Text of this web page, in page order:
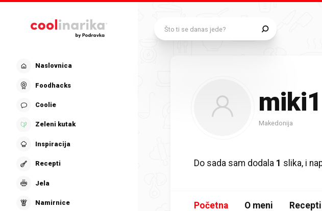
Naslovnica
Foodhacks
Coolie
Zeleni kutak
Inspiracija
Recepti
Jela
Namirnice
Makedonija
Do sada sam dodala 1 slika, i
Početna O meni Recepti
Što ti se danas jede?